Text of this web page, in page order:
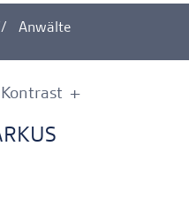
Anwälte
Kontrast +
-